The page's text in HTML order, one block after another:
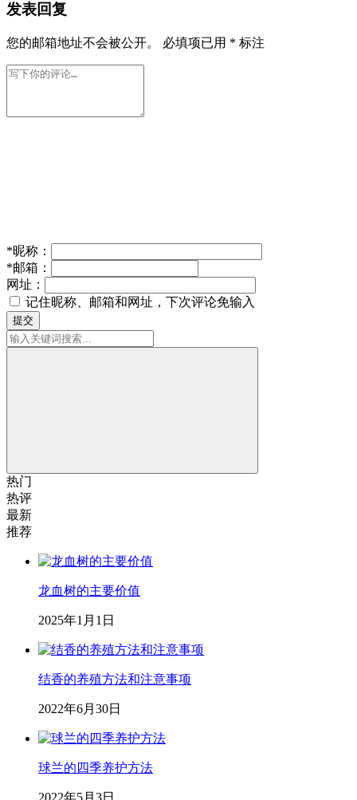
发表回复
您的邮箱地址不会被公开。 必填项已用 * 标注
*昵称：
*邮箱：
网址：
记住昵称、邮箱和网址，下次评论免输入
提交
热门
热评
最新
推荐
龙血树的主要价值
2025年1月1日
结香的养殖方法和注意事项
2022年6月30日
球兰的四季养护方法
2022年5月3日